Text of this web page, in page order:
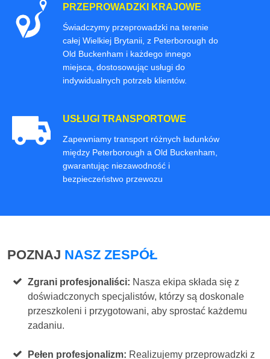
PRZEPROWADZKI KRAJOWE
Świadczymy przeprowadzki na terenie
całej Wielkiej Brytanii, z Peterborough do
Old Buckenham i każdego innego
miejsca, dostosowując usługi do
indywidualnych potrzeb klientów.
USŁUGI TRANSPORTOWE
Zapewniamy transport różnych ładunków
między Peterborough a Old Buckenham,
gwarantując niezawodność i
bezpieczeństwo przewozu
POZNAJ NASZ ZESPÓŁ
Zgrani profesjonaliści: Nasza ekipa składa się z
doświadczonych specjalistów, którzy są doskonale
przeszkoleni i przygotowani, aby sprostać każdemu
zadaniu.
Pełen profesjonalizm: Realizujemy przeprowadzki z